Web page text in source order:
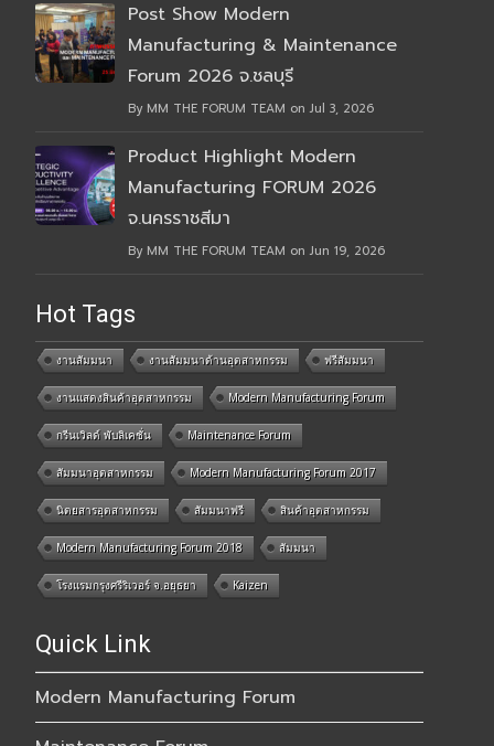
Post Show Modern
Manufacturing & Maintenance
Forum 2026 จ.ชลบุรี
By MM THE FORUM TEAM on Jul 3, 2026
Product Highlight Modern
Manufacturing FORUM 2026
จ.นครราชสีมา
By MM THE FORUM TEAM on Jun 19, 2026
Hot Tags
งานสัมมนา งานสัมมนาด้านอุตสาหกรรม ฟรีสัมมนา
งานแสดงสินค้าอุตสาหกรรม Modern Manufacturing Forum
กรีนเวิลด์ พับลิเคชั่น Maintenance Forum
สัมมนาอุตสาหกรรม Modern Manufacturing Forum 2017
นิตยสารอุตสาหกรรม สัมมนาฟรี สินค้าอุตสาหกรรม
Modern Manufacturing Forum 2018 สัมมนา
โรงแรมกรุงศรีริเวอร์ จ.อยุธยา Kaizen
Quick Link
Modern Manufacturing Forum